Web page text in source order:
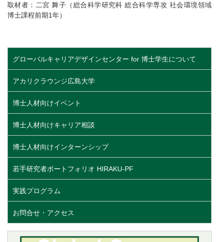
取材者：二宮 舞子（総合科学研究科 総合科学専攻 社会環境領域
博士課程前期1年）
グローバルキャリアデザインセンター for 博士学生について
アカリクラウンジ広島大学
博士人材向けイベント
博士人材向けキャリア相談
博士人材向けインターンシップ
若手研究者ポートフォリオ HIRAKU-PF
実践プログラム
お問合せ・アクセス